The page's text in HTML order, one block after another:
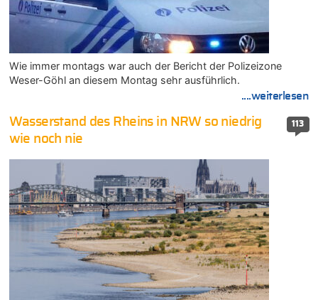
Wie immer montags war auch der Bericht der Polizeizone
Weser-Göhl an diesem Montag sehr ausführlich.
....weiterlesen
113
Wasserstand des Rheins in NRW so niedrig
wie noch nie